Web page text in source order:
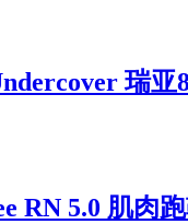
瑞
RN 5.0 肌肉